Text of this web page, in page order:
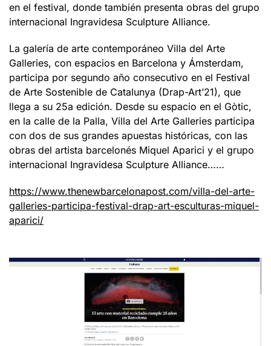
en el festival, donde también presenta obras del grupo
internacional Ingravidesa Sculpture Alliance.
La galería de arte contemporáneo Villa del Arte
Galleries, con espacios en Barcelona y Ámsterdam,
participa por segundo año consecutivo en el Festival
de Arte Sostenible de Catalunya (Drap-Art’21), que
llega a su 25a edición. Desde su espacio en el Gòtic,
en la calle de la Palla, Villa del Arte Galleries participa
con dos de sus grandes apuestas históricas, con las
obras del artista barcelonés Miquel Aparici y el grupo
internacional Ingravidesa Sculpture Alliance……
https://www.thenewbarcelonapost.com/villa-del-arte-
galleries-participa-festival-drap-art-esculturas-miquel-
aparici/